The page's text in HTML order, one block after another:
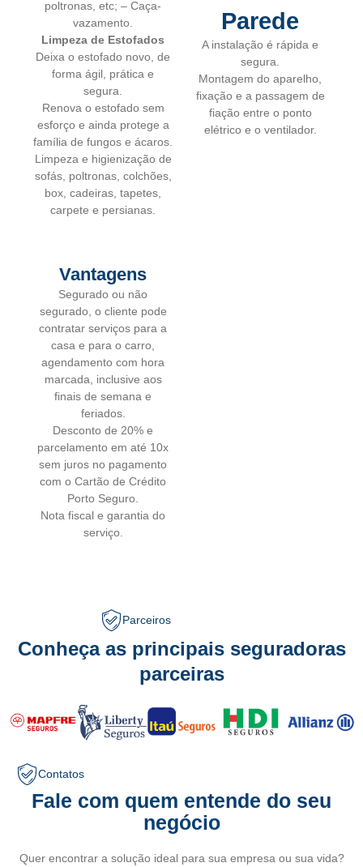
poltronas, etc; – Caça-
vazamento.
Limpeza de Estofados
Deixa o estofado novo, de
forma ágil, prática e
segura.
Renova o estofado sem
esforço e ainda protege a
família de fungos e ácaros.
Limpeza e higienização de
sofás, poltronas, colchões,
box, cadeiras, tapetes,
carpete e persianas.
Parede
A instalação é rápida e
segura.
Montagem do aparelho,
fixação e a passagem de
fiação entre o ponto
elétrico e o ventilador.
Vantagens
Segurado ou não
segurado, o cliente pode
contratar serviços para a
casa e para o carro,
agendamento com hora
marcada, inclusive aos
finais de semana e
feriados.
Desconto de 20% e
parcelamento em até 10x
sem juros no pagamento
com o Cartão de Crédito
Porto Seguro.
Nota fiscal e garantia do
serviço.
Parceiros
Conheça as principais seguradoras
parceiras
Contatos
Fale com quem entende do seu
negócio
Quer encontrar a solução ideal para sua empresa ou sua vida?